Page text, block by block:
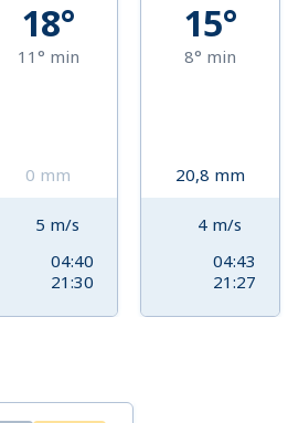
18°
11° min
0 mm
5 m/s
04:40
21:30
15°
8° min
20,8 mm
4 m/s
04:43
21:27